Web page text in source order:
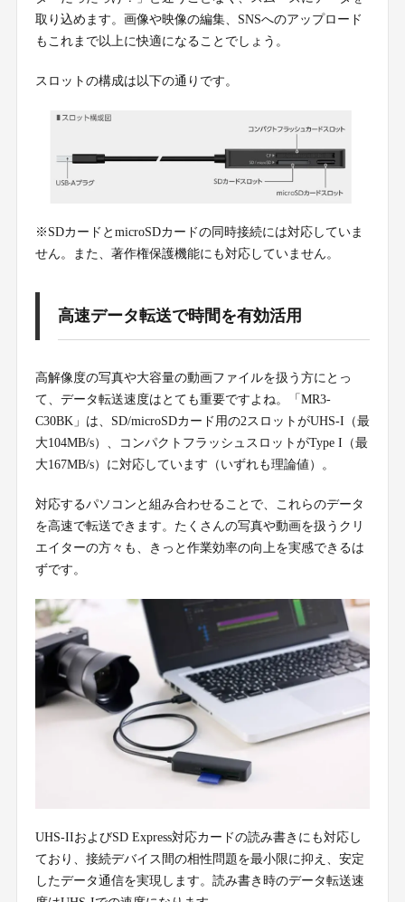
取り込めます。画像や映像の編集、SNSへのアップロード
もこれまで以上に快適になることでしょう。
スロットの構成は以下の通りです。
※SDカードとmicroSDカードの同時接続には対応していま
せん。また、著作権保護機能にも対応していません。
高速データ転送で時間を有効活用
高解像度の写真や大容量の動画ファイルを扱う方にとっ
て、データ転送速度はとても重要ですよね。「MR3-
C30BK」は、SD/microSDカード用の2スロットがUHS-I（最
大104MB/s）、コンパクトフラッシュスロットがType I（最
大167MB/s）に対応しています（いずれも理論値）。
対応するパソコンと組み合わせることで、これらのデータ
を高速で転送できます。たくさんの写真や動画を扱うクリ
エイターの方々も、きっと作業効率の向上を実感できるは
ずです。
UHS-IIおよびSD Express対応カードの読み書きにも対応し
ており、接続デバイス間の相性問題を最小限に抑え、安定
したデータ通信を実現します。読み書き時のデータ転送速